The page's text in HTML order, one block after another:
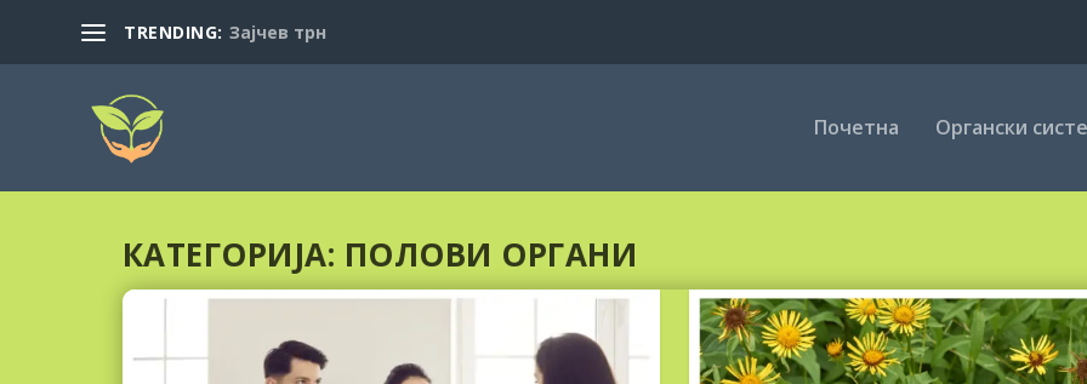
TRENDING: Зајчев трн
Почетна Органски
КАТЕГОРИЈА: ПОЛОВИ ОРГАНИ